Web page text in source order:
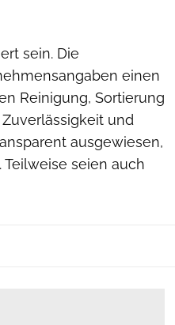
sein. Die
einen
Reinigung, Sortierung
und
ausgewiesen,
seien auch